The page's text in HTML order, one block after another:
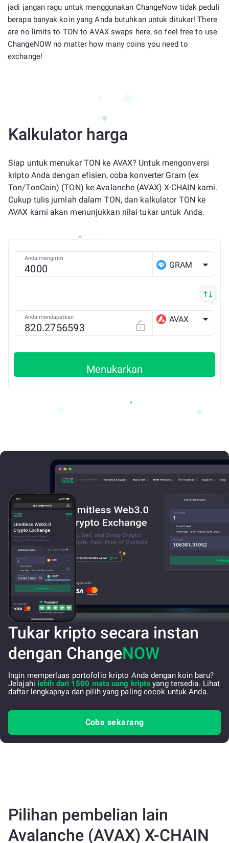
jadi jangan ragu untuk menggunakan ChangeNow tidak peduli
berapa banyak koin yang Anda butuhkan untuk ditukar! There
are no limits to TON to AVAX swaps here, so feel free to use
ChangeNOW no matter how many coins you need to
exchange!
Kalkulator harga
Siap untuk menukar TON ke AVAX? Untuk mengonversi
kripto Anda dengan efisien, coba konverter Gram (ex
Ton/TonCoin) (TON) ke Avalanche (AVAX) X-CHAIN kami.
Cukup tulis jumlah dalam TON, dan kalkulator TON ke
AVAX kami akan menunjukkan nilai tukar untuk Anda.
Anda mengirim
GRAM
Anda mendapatkan AVAX
Menukarkan
Tukar kripto secara instan
dengan ChangeNOW
Ingin memperluas portofolio kripto Anda dengan koin baru?
Jelajahi lebih dari 1500 mata uang kripto yang tersedia. Lihat
daftar lengkapnya dan pilih yang paling cocok untuk Anda.
Coba sekarang
Pilihan pembelian lain
Avalanche (AVAX) X-CHAIN